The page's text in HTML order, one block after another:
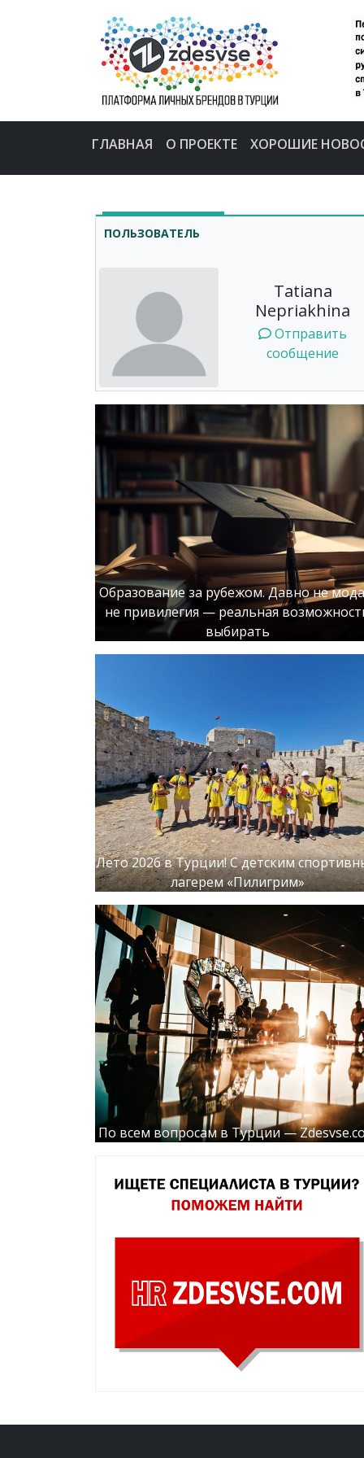
ГЛАВНАЯ О ПРОЕКТЕ ХОРОШИЕ
ПОЛЬЗОВАТЕЛЬ
Tatiana
Nepriakhina
Отправить
сообщение
Образование за рубежом. Давно не
не привилегия — реальная
выбирать
Лето 2026 в Турции! С детским
лагерем «Пилигрим»
По всем вопросам в Турции —